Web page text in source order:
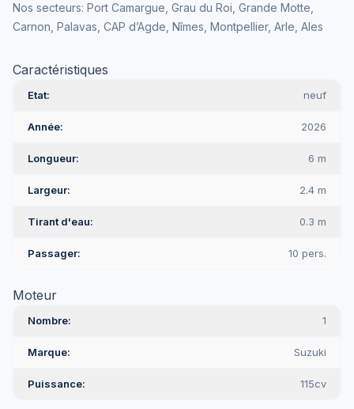
Nos secteurs: Port Camargue, Grau du Roi, Grande Motte,
Carnon, Palavas, CAP d’Agde, Nîmes, Montpellier, Arle, Ales
Caractéristiques
Etat neuf
Année 2026
Longueur 6 m
Largeur 2.4 m
Tirant d'eau 0.3 m
Passager 10 pers.
Moteur
Nombre 1
Marque Suzuki
Puissance 115cv